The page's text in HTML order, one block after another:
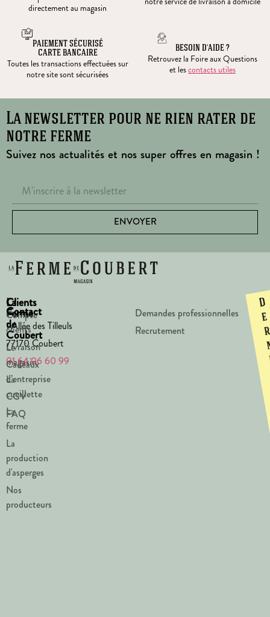
directement au magasin
PAIEMENT SÉCURISÉ
CARTE BANCAIRE
Toutes les transactions effectuées sur
notre site sont sécurisées
BESOIN D’AIDE ?
Retrouvez la Foire aux Questions
et lescontacts utiles
La newsletter pour ne rien rater de
notre ferme
Suivez nos actualités et nos super offres en magasin !
ENVOYER
La
Ferme
de
Coubert
Le
magasin
La
cueillette
La
ferme
La
production
d'asperges
Nos
producteurs
Clients
Compte
clients
Livraison
Cadeaux
d’entreprise
CGV
FAQ
Contact
1 Allée des Tilleuls
77170 Coubert
01 64 06 60 99
Demandes professionnelles
Recrutement
D
e